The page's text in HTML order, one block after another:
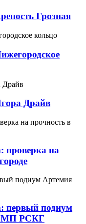
Грозная
Драйв
проверка на
первый подиум
РСКГ